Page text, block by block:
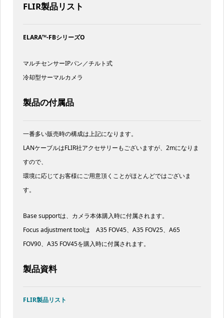
FLIR製品リスト
ELARA™-FBシリーズO
マルチセンサーIPパン／チルト式
冷却型サーマルカメラ
製品の付属品
一番多い販売時の構成は上記になります。
LANケーブルはFLIR社アクセサリーもございますが、2mになりま
すので、
環境に応じてお客様にご用意頂くことがほとんどではございま
す。
Base supportは、カメラ本体購入時に付属されます。
Focus adjustment toolは A35 FOV45、A35 FOV25、A65
FOV90、A35 FOV45を購入時に付属されます。
製品資料
FLIR製品リスト